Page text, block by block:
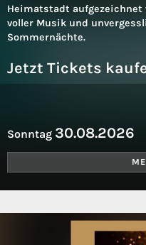
Heimatstadt aufgezeichnet
voller Musik und
Sommernächte.
Jetzt Tickets
Sonntag 30.08.2026